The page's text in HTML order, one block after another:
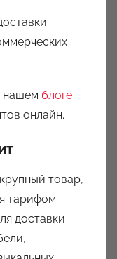
нашем блоге
онлайн.
товар,
тарифом
доставки